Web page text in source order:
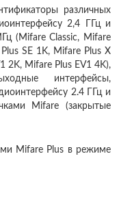
различных
2,4 ГГц и
(Mifare Classic, Mifare
SE 1K, Mifare Plus X
2K, Mifare Plus EV1 4K),
интерфейсы,
2.4 ГГц и
Mifare (закрытые
Mifare Plus в режиме